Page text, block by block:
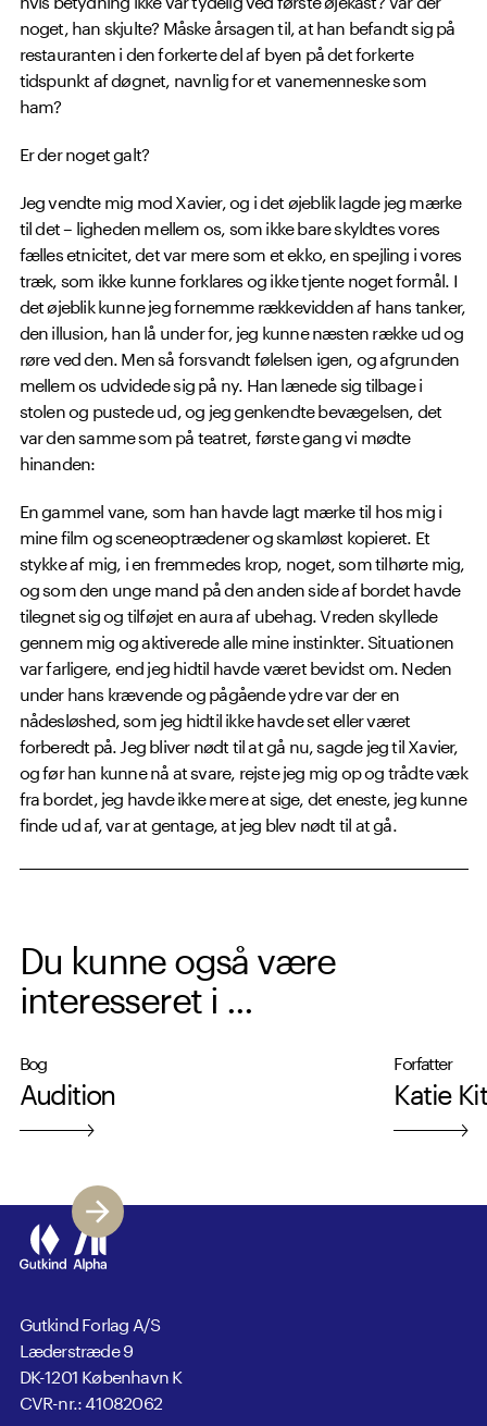
noget, han skjulte? Måske årsagen til, at han befandt sig på
restauranten i den forkerte del af byen på det forkerte
tidspunkt af døgnet, navnlig for et vanemenneske som
ham?
Er der noget galt?
Jeg vendte mig mod Xavier, og i det øjeblik lagde jeg mærke
til det – ligheden mellem os, som ikke bare skyldtes vores
fælles etnicitet, det var mere som et ekko, en spejling i vores
træk, som ikke kunne forklares og ikke tjente noget formål. I
det øjeblik kunne jeg fornemme rækkevidden af hans tanker,
den illusion, han lå under for, jeg kunne næsten række ud og
røre ved den. Men så forsvandt følelsen igen, og afgrunden
mellem os udvidede sig på ny. Han lænede sig tilbage i
stolen og pustede ud, og jeg genkendte bevægelsen, det
var den samme som på teatret, første gang vi mødte
hinanden:
En gammel vane, som han havde lagt mærke til hos mig i
mine film og sceneoptrædener og skamløst kopieret. Et
stykke af mig, i en fremmedes krop, noget, som tilhørte mig,
og som den unge mand på den anden side af bordet havde
tilegnet sig og tilføjet en aura af ubehag. Vreden skyllede
gennem mig og aktiverede alle mine instinkter. Situationen
var farligere, end jeg hidtil havde været bevidst om. Neden
under hans krævende og pågående ydre var der en
nådesløshed, som jeg hidtil ikke havde set eller været
forberedt på. Jeg bliver nødt til at gå nu, sagde jeg til Xavier,
og før han kunne nå at svare, rejste jeg mig op og trådte væk
fra bordet, jeg havde ikke mere at sige, det eneste, jeg kunne
finde ud af, var at gentage, at jeg blev nødt til at gå.
Du kunne også være
interesseret i ...
Bog
Audition
Forfatter
Katie
Gutkind Forlag A/S
Læderstræde 9
DK-1201 København K
CVR-nr.: 41082062